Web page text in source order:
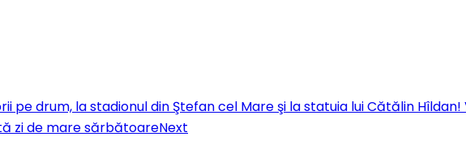
pe drum, la stadionul din Ştefan cel Mare şi la statuia lui Cătălin Hîldan!
zi de mare sărbătoareNext